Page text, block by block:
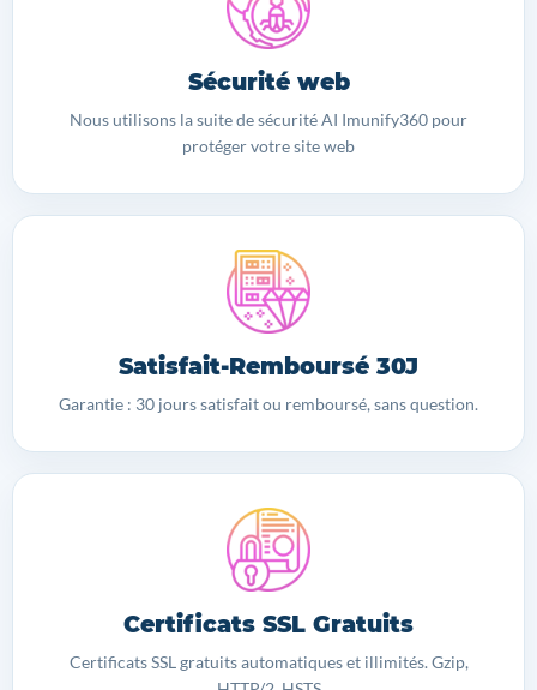
Sécurité web
Nous utilisons la suite de sécurité AI Imunify360 pour
protéger votre site web
Satisfait-Remboursé 30J
Garantie : 30 jours satisfait ou remboursé, sans question.
Certificats SSL Gratuits
Certificats SSL gratuits automatiques et illimités. Gzip,